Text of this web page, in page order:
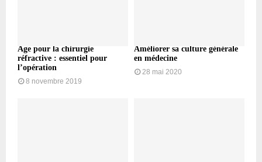
Âge pour la chirurgie
réfractive : essentiel pour
l’opération
8 novembre 2019
Améliorer sa culture générale
en médecine
28 mai 2020